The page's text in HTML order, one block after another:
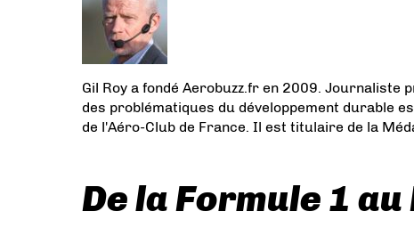
Gil Roy a fondé Aerobuzz.fr en 2009.
des problématiques du développement durable
de l'Aéro-Club de France. Il est titulaire de la
De la Formule 1